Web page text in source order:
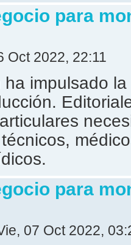
para
Oct 2022, 22:11
impulsado
para
07 Oct 2022,